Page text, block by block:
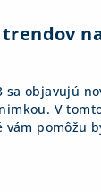
sa objavujú
V
pomôžu